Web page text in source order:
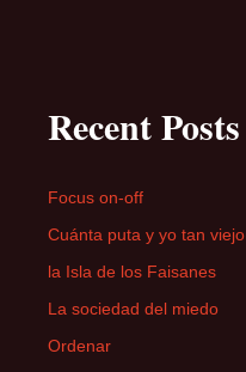
Recent Posts
Focus on-off
Cuánta puta y yo tan viejo
la Isla de los Faisanes
La sociedad del miedo
Ordenar